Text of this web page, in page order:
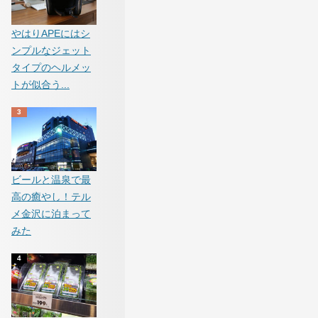
やはりAPEにはシ
ンプルなジェット
タイプのヘルメッ
トが似合う...
ビールと温泉で最
高の癒やし！テル
メ金沢に泊まって
みた